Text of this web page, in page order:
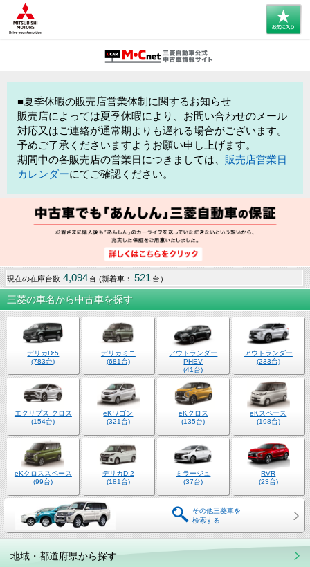
■夏季休暇の販売店営業体制に関するお知らせ
販売店によっては夏季休暇により、お問い合わせのメール
対応又はご連絡が通常期よりも遅れる場合がございます。
予めご了承くださいますようお願い申し上げます。
期間中の各販売店の営業日につきましては、 販売店営業日
カレンダーにてご確認ください。
現在の在庫台数 4,094 台 (新着車： 521 台）
三菱の車名から中古車を探す
デリカD:5
(783台)
デリカミニ
(681台)
アウトランダー
PHEV
(41台)
アウトランダー
(233台)
エクリプス クロス
(154台)
eKワゴン
(321台)
eKクロス
(135台)
eKスペース
(198台)
eKクロススペース
(99台)
デリカD:2
(181台)
ミラージュ
(37台)
RVR
(23台)
その他三菱車を
検索する
地域・都道府県から探す